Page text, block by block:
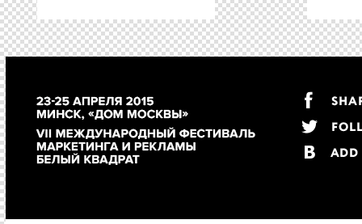
B6-15 работа «Медлить - значит хоронить»,
B6-17 работа «WILDTATTOO», агентство Friends
B8 PR-ПРОЕКТЫ проект или кампания,
интеграции разных инструментов: связи с
партнерств и спонсорств, генерации